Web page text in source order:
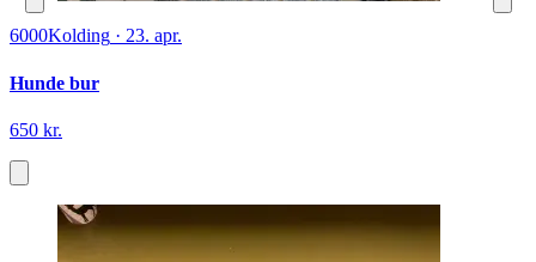
6000Kolding · 23. apr.
Hunde bur
650 kr.